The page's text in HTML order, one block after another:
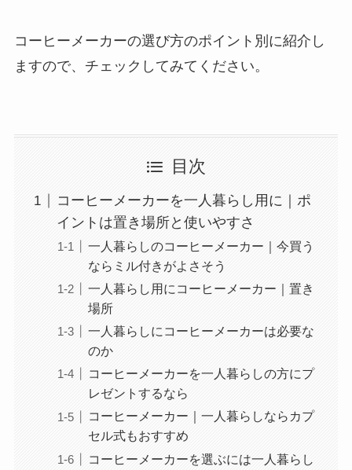
コーヒーメーカーの選び方のポイント別に紹介し
ますので、チェックしてみてください。
目次
コーヒーメーカーを一人暮らし用に｜ポ
イントは置き場所と使いやすさ
一人暮らしのコーヒーメーカー｜今買う
ならミル付きがよさそう
一人暮らし用にコーヒーメーカー｜置き
場所
一人暮らしにコーヒーメーカーは必要な
のか
コーヒーメーカーを一人暮らしの方にプ
レゼントするなら
コーヒーメーカー｜一人暮らしならカプ
セル式もおすすめ
コーヒーメーカーを選ぶには一人暮らし